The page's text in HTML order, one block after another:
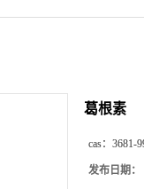
葛根素
cas： 3681-
发布日期：